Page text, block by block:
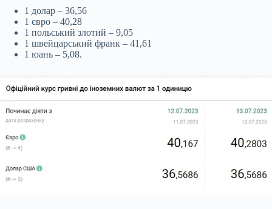
1 долар – 36,56
1 євро – 40,28
1 польський злотий – 9,05
1 швейцарський франк – 41,61
1 юань – 5,08.